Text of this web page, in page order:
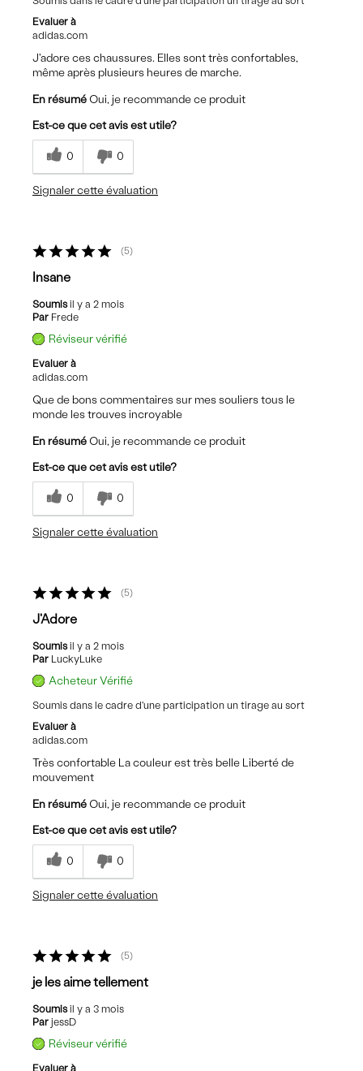
Evaluer à
adidas.com
J'adore ces chaussures. Elles sont très confortables,
même après plusieurs heures de marche.
En résumé Oui, je recommande ce produit
Est-ce que cet avis est utile?
0 0
Signaler cette évaluation
5
Insane
Soumisil y a 2 mois
Par Frede
Réviseur vérifié
Evaluer à
adidas.com
Que de bons commentaires sur mes souliers tous le
monde les trouves incroyable
En résumé Oui, je recommande ce produit
Est-ce que cet avis est utile?
0 0
Signaler cette évaluation
5
J'Adore
Soumisil y a 2 mois
Par LuckyLuke
Acheteur Vérifié
Soumis dans le cadre d'une participation un tirage au sort
Evaluer à
adidas.com
Très confortable La couleur est très belle Liberté de
mouvement
En résumé Oui, je recommande ce produit
Est-ce que cet avis est utile?
0 0
Signaler cette évaluation
5
je les aime tellement
Soumisil y a 3 mois
Par jessD
Réviseur vérifié
Evaluer à